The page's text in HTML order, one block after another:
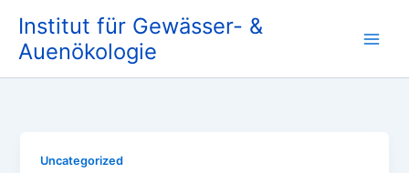
Inhalt
springen
Institut für Gewässer- &
Auenökologie
Uncategorized